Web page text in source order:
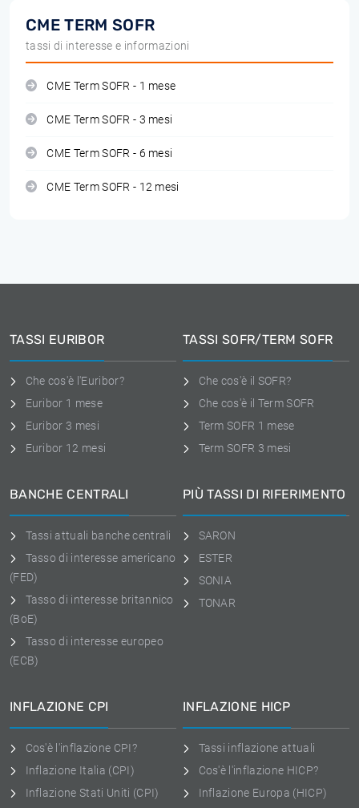
CME TERM SOFR
tassi di interesse e informazioni
CME Term SOFR - 1 mese
CME Term SOFR - 3 mesi
CME Term SOFR - 6 mesi
CME Term SOFR - 12 mesi
TASSI EURIBOR
Che cos'è l'Euribor?
Euribor 1 mese
Euribor 3 mesi
Euribor 12 mesi
TASSI SOFR/TERM SOFR
Che cos'è il SOFR?
Che cos'è il Term SOFR
Term SOFR 1 mese
Term SOFR 3 mesi
BANCHE CENTRALI
Tassi attuali banche centrali
Tasso di interesse americano
(FED)
Tasso di interesse britannico
(BoE)
Tasso di interesse europeo
(ECB)
PIÙ TASSI DI RIFERIMENTO
SARON
ESTER
SONIA
TONAR
INFLAZIONE CPI
Cos'è l'inflazione CPI?
Inflazione Italia (CPI)
Inflazione Stati Uniti (CPI)
INFLAZIONE HICP
Tassi inflazione attuali
Cos'è l'inflazione HICP?
Inflazione Europa (HICP)